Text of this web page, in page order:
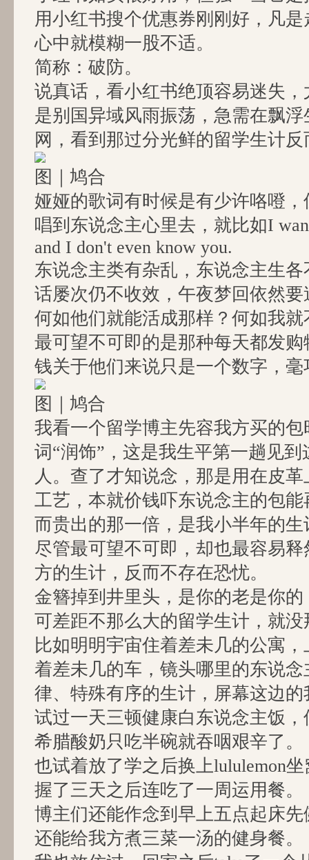
用小红书搜个优惠券刚刚好，凡
心中就模糊一股不适。
简称：破防。
说真话，看小红书绝顶容易迷失
是别国异域风雨振荡，急需在飘
网，看到那过分光鲜的留学生计
图｜鸠合
娅娅的歌词有时候是有少许咯噔
唱到东说念主心里去，就比如I
and I don't even know you.
东说念主类有杂乱，东说念主生
话屡次仍不收效，午夜梦回依然
何如他们就能活成那样？何如我就
最可望不可即的是那种每天都发购
钱关于他们来说只是一个数字，
图｜鸠合
我看一个留学博主先容我方买的
词“润饰”，这是我生平第一趟见
人。查了才知说念，那是用在皮
工艺，本就价钱吓东说念主的包
而贵出的那一倍，是我小半年的生
尽管最可望不可即，却也最容易
方的生计，反而不存在恐忧。
金簪掉到井里头，是你的老是你
可差距不那么大的留学生计，就
比如明明宇宙住着差未几的公寓
着差未几的车，镜头哪里的东说
律、特殊有序的生计，屏幕这边
试过一天三顿健康白东说念主饭
希腊酸奶只吃半碗就吞咽艰辛了。
也试着放了学之后换上lululemon
握了三天之后连吃了一周运用餐。
博主们还能作念到早上五点起床
还能给我方煮三菜一汤的健身餐。